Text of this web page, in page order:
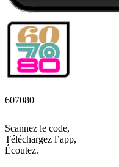
607080
Scannez le code,
Téléchargez l’app,
Écoutez.